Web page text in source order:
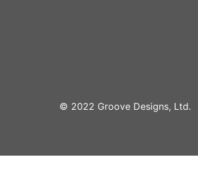
©︎ 2022 Groove Designs, Ltd.